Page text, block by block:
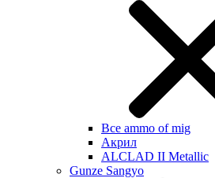
Все ammo of mig
Акрил
ALCLAD II Metallic
Gunze Sangyo